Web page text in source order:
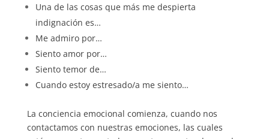
Una de las cosas que más me despierta
indignación es…
Me admiro por…
Siento amor por…
Siento temor de…
Cuando estoy estresado/a me siento…
La conciencia emocional comienza, cuando nos
contactamos con nuestras emociones, las cuales